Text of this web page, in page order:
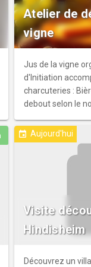
Atelier de
vigne
Jus de la vigne
d'Initiation
charcuteries :
debout selon le
event Aujourd'hui
Visite
Hindisheim
Découvrez un